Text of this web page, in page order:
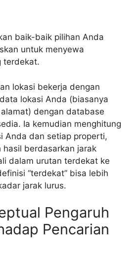
baik-baik pilihan Anda
untuk menyewa
terdekat.
lokasi bekerja dengan
lokasi Anda (biasanya
dengan database
Ia kemudian menghitung
Anda dan setiap properti,
hasil berdasarkan jarak
dalam urutan terdekat ke
“terdekat” bisa lebih
jarak lurus.
Pengaruh
Pencarian